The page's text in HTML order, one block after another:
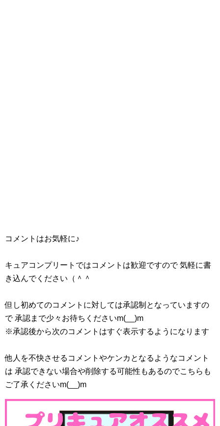
引用元：スタートゥインクルプリキュア(スタプリ)第6話
本日の第6話は冒頭は宇宙船を修理するララちゃんからスタ
ート！
そんな中でひかるちゃんちゃんたちが来ますが宇宙船の修
コメントはお気軽に♪
キュアコンプリートではコメントは歓迎ですので 気軽に書
き込んでください（＾＾
但し初めてのコメントに対しては承認制となっていますの
で 承認まで少々お待ちくださいm(__)m
※承認後から次のコメントはすぐ表示するようになります
他人を不快させるコメントやケンカとなるようなコメント
は 承認できない場合や削除する可能性もあるのでこちらも
ご了承くださいm(__)m